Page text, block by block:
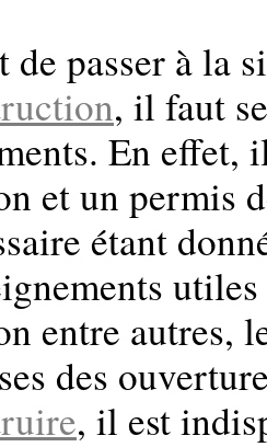
de passer à la
, il faut
En effet,
et un permis
étant
entre autres,
des
, il est